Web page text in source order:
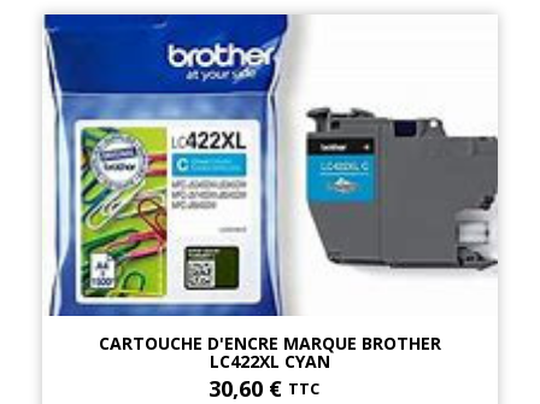
CARTOUCHE D'ENCRE MARQUE BROTHER
LC422XL CYAN
30,60 € TTC